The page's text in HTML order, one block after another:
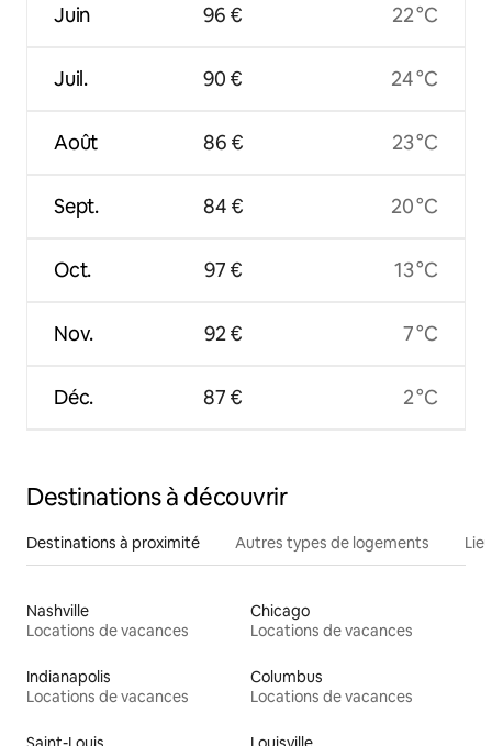
Juin
Juil.
Août
Sept.
Oct.
Nov.
Déc.
96 €
90 €
86 €
84 €
97 €
92 €
87 €
22 °C
24 °C
23 °C
20 °C
13 °C
7 °C
2 °C
Destinations à découvrir
Destinations à proximité Autres types de logements
Nashville
Locations de vacances
Chicago
Locations de vacances
Indianapolis
Locations de vacances
Columbus
Locations de vacances